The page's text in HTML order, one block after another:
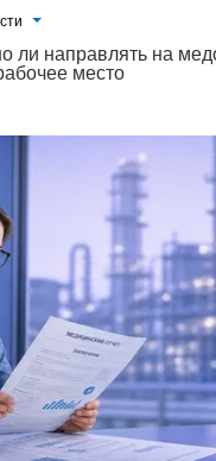
ли направлять на
место